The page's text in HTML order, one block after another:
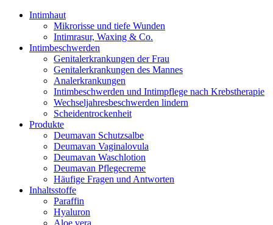
Intimhaut
Mikrorisse und tiefe Wunden
Intimrasur, Waxing & Co.
Intimbeschwerden
Genitalerkrankungen der Frau
Genitalerkrankungen des Mannes
Analerkrankungen
Intimbeschwerden und Intimpflege nach Krebstherapie
Wechseljahresbeschwerden lindern
Scheidentrockenheit
Produkte
Deumavan Schutzsalbe
Deumavan Vaginalovula
Deumavan Waschlotion
Deumavan Pflegecreme
Häufige Fragen und Antworten
Inhaltsstoffe
Paraffin
Hyaluron
Aloe vera